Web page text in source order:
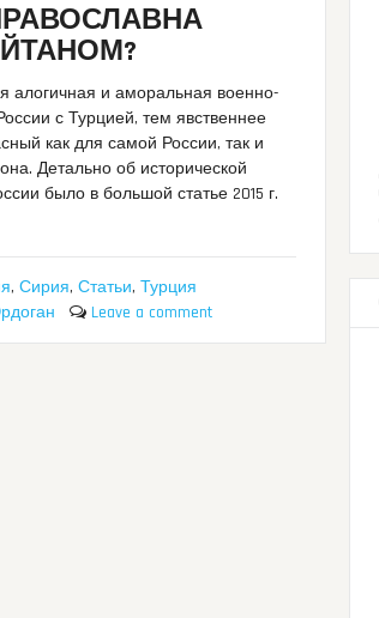
алогичная и аморальная военно-
с Турцией, тем явственнее
как для самой России, так и
Детально об исторической
было в большой статье 2015 г.
, Сирия, Статьи, Турция
Leave a comment